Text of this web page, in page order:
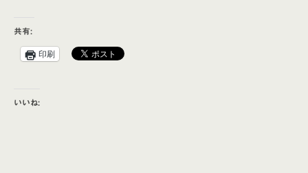
共有:
印刷
いいね: